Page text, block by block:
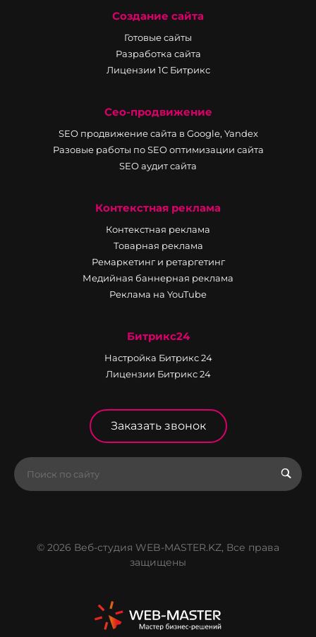
Создание сайта
Готовые сайты
Разработка сайта
Лицензии 1С Битрикс
Сео-продвижение
SEO продвижение сайта в Google, Yandex
Разовые работы по SEO оптимизации сайта
SEO аудит сайта
Контекстная реклама
Контекстная реклама
Товарная реклама
Ремаркетинг и ретаргетинг
Медийная баннерная реклама
Реклама на YouTube
Битрикс24
Настройка Битрикс 24
Лицензии Битрикс 24
Заказать звонок
© 2026 Веб-студия WEB-MASTER.KZ, Все права
защищены